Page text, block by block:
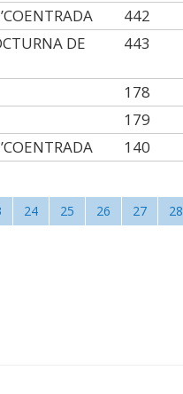
442
DE
443
178
179
140
24 25 26 27 28